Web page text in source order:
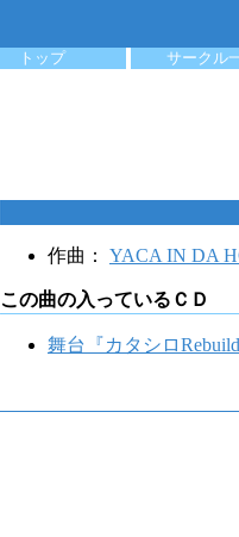
トップ
サークル
作曲： YACA IN DA
この曲の入っているＣＤ
舞台『カタシロ